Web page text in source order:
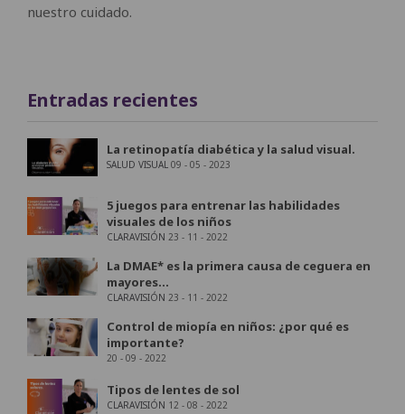
nuestro cuidado.
Entradas recientes
La retinopatía diabética y la salud visual.
SALUD VISUAL 09 - 05 - 2023
5 juegos para entrenar las habilidades
visuales de los niños
CLARAVISIÓN 23 - 11 - 2022
La DMAE* es la primera causa de ceguera en
mayores...
CLARAVISIÓN 23 - 11 - 2022
Control de miopía en niños: ¿por qué es
importante?
20 - 09 - 2022
Tipos de lentes de sol
CLARAVISIÓN 12 - 08 - 2022